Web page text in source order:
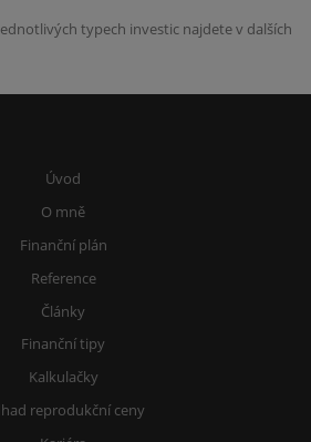
typech investic najdete v dalších
Úvod
O mně
Finanční plán
Reference
Články
Finanční tipy
Kalkulačky
reprodukční ceny